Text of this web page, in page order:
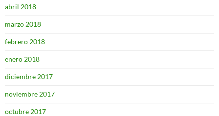
abril 2018
marzo 2018
febrero 2018
enero 2018
diciembre 2017
noviembre 2017
octubre 2017